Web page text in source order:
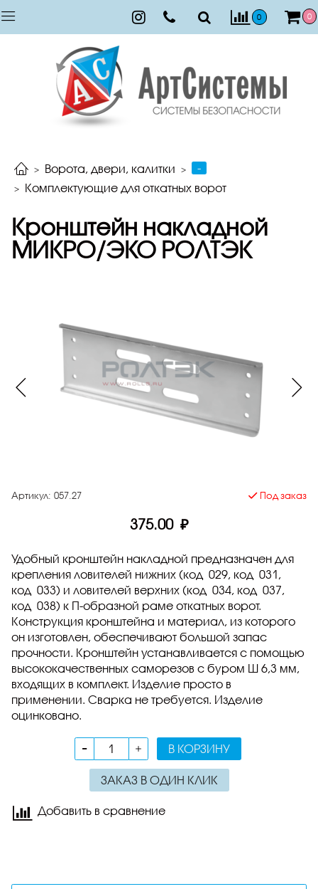
0 0
Ворота, двери, калитки
-
Комплектующие для откатных ворот
Кронштейн накладной
МИКРО/ЭКО РОЛТЭК
Артикул: 057.27 Под заказ
375.00 ₽
Удобный кронштейн накладной предназначен для
крепления ловителей нижних (код 029 , код 031
код 033) и ловителей верхних (код 034 , код 037
код 038) к П-образной раме откатных ворот.
Конструкция кронштейна и материал, из которого
он изготовлен, обеспечивают большой запас
прочности. Кронштейн устанавливается с помощью
высококачественных саморезов с буром Ø 6,3 мм,
входящих в комплект. Изделие просто в
применении. Сварка не требуется. Изделие
оцинковано.
В КОРЗИНУ
ЗАКАЗ В ОДИН КЛИК
Добавить в сравнение